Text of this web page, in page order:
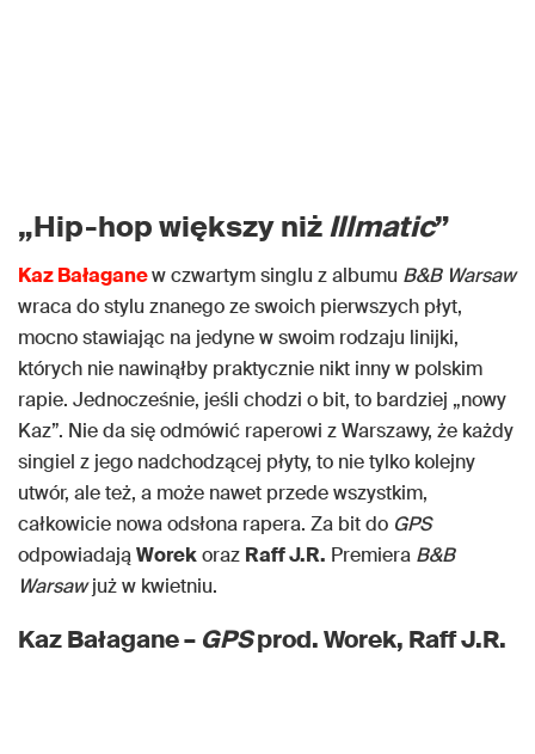
„Hip-hop większy niżIllmatic”
Kaz Bałaganew czwartym singlu z albumu B&B Warsaw
wraca do stylu znanego ze swoich pierwszych płyt,
mocno stawiając na jedyne w swoim rodzaju linijki,
których nie nawinąłby praktycznie nikt inny w polskim
rapie. Jednocześnie, jeśli chodzi o bit, to bardziej „nowy
Kaz”. Nie da się odmówić raperowi z Warszawy, że każdy
singiel z jego nadchodzącej płyty, to nie tylko kolejny
utwór, ale też, a może nawet przede wszystkim,
całkowicie nowa odsłona rapera. Za bit do GPS
odpowiadająWorekoraz Raff J.R. Premiera B&B
Warsawjuż w kwietniu.
Kaz Bałagane – GPSprod. Worek, Raff J.R.